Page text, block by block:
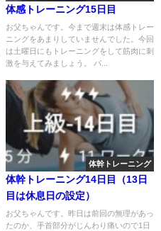
体感トレーニング15日目
お父ちゃんです。今まで週末は体感トレー
ニングをあまりしていませんでした。今回
は土曜日にもトレーニングをして筋肉に刺
激を与えてみましょう。 パ...
体幹トレーニング
体幹トレーニング14日目（13日
目は休息日の設定）
お父ちゃんです。昨日は前回の無理があっ
たのか、手首部分がじんわり痛いので1日